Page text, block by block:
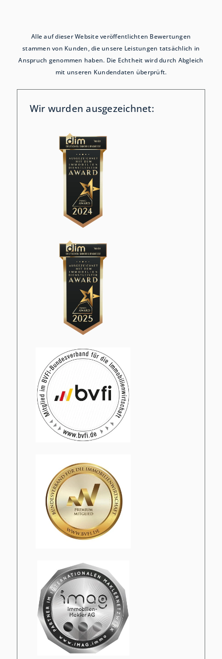
Alle auf dieser Website veröffentlichten Bewertungen
stammen von Kunden, die unsere Leistungen tatsächlich in
Anspruch genommen haben. Die Echtheit wird durch Abgleich
mit unseren Kundendaten überprüft.
Wir wurden ausgezeichnet: